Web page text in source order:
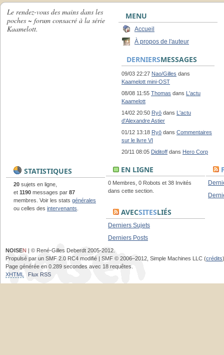
Le rendez-vous des mains dans les
poches ~ forum consacré à la série
Kaamelott.
MENU
Accueil
À propos de l'auteur
DERNIERSMESSAGES
09/03 22:27 Nao/Gilles dans
Kaamelott mini-OST
08/08 11:55 Thomas dans L'actu
Kaamelott
14/02 20:50 Ryō dans L'actu
d'Alexandre Astier
01/12 13:18 Ryō dans Commentaires
sur le livre VI
20/11 08:05 Diditoff dans Hero Corp
STATISTIQUES
20 sujets en ligne,
et 1190 messages par 87
membres. Voir les stats générales
ou celles des intervenants
EN LIGNE
0 Membres, 0 Robots et 38 Invités
dans cette section.
AVECSITESLIÉS
Derniers Sujets
Derniers Posts
NOISEN | © René-Gilles Deberdt 2005-2012.
Propulsé par un SMF 2.0 RC4 modifié | SMF © 2006–2012, Simple Machines LLC (crédits)
Page générée en 0.289 secondes avec 18 requêtes.
XHTML
Flux RSS